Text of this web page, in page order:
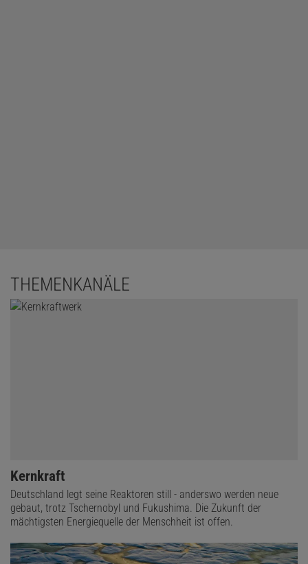
THEMENKANÄLE
Kernkraft
Deutschland legt seine Reaktoren still - anderswo werden neue
gebaut, trotz Tschernobyl und Fukushima. Die Zukunft der
mächtigsten Energiequelle der Menschheit ist offen.